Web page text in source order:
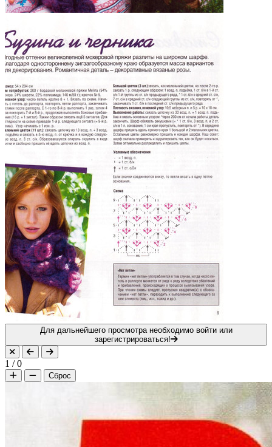
Для дальнейшего просмотра необходимо войти или
зарегистрироваться!
1 /0
Сброс